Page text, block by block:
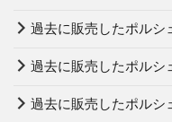
過去に販売したポルシ
過去に販売したポルシ
過去に販売したポルシ